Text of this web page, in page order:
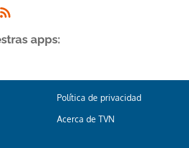
ACEPTAR
apps:
Política de privacidad
Acerca de TVN